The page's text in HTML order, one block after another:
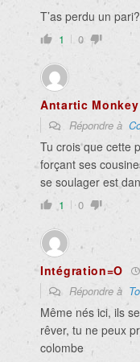
T’as perdu un pari?
1 0
Antartic Monkey
Répondre à
Tu crois que cette
forçant ses
se soulager est
1 0
Intégration=O
Répondre à
Même nés ici, ils
rêver, tu ne peux
colombe